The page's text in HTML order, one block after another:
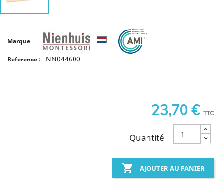
Marque
Reference : NN044600
23,70 € TTC
Quantité
 AJOUTER AU PANIER